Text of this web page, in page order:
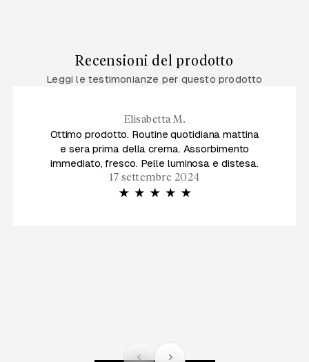
Recensioni del prodotto
Leggi le testimonianze per questo prodotto
Elisabetta M.
Ottimo prodotto. Routine quotidiana mattina
e sera prima della crema. Assorbimento
immediato, fresco. Pelle luminosa e distesa.
17 settembre 2024